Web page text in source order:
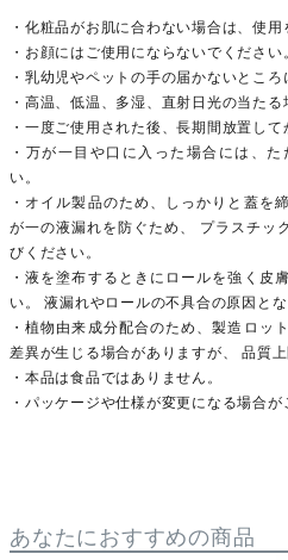
・化粧品がお肌に合わない場合は、使用
・お顔にはご使用にならないでください
・乳幼児やペットの手の届かないところ
・高温、低温、多湿、直射日光の当た
・一度ご使用された後、長期間放置し
・万が一目や口に入った場合には、
い。
・オイル製品のため、しっかりと蓋を
が一の液漏れを防ぐため、 プラスチッ
びください。
・液を塗布するときにロールを強く皮
い。 液漏れやロールの不具合の原因とな
・植物由来成分配合のため、製造ロッ
差異が生じる場合がありますが、 品質
・本品は食品ではありません。
・パッケージや仕様が変更になる場合が
あなたにおすすめの商品